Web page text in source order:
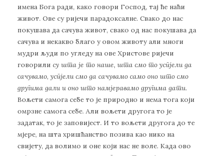
имена Бога ради, како говори Господ, тај ће наћи
живот. Ове су ријечи парадоксалне. Свако до нас
покушава да сачува живот, свако од нас покушава да
сачува и некакво благо у овом животу али многи
мудри људи по угледу на ове Христове ријечи
говорили су шта је то наше, шта смо то успјели да
сачувамо, успјели смо да сачувамо само оно што смо
другима дали и оно што намјеравамо другима дати.
Вољети самога себе то је природно и нема тога који
омрзне самога себе. Али вољети другога то је
задатак, то је заповијест. И то вољети другога до те
мјере, на шта хришћанство позива као нико на
свијету, да волимо и оне који нас не воле. Када ово